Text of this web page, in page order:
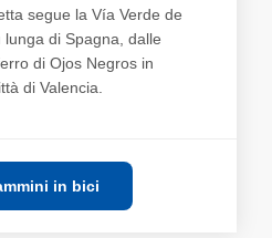
segue la Vía Verde de
di Spagna, dalle
di Ojos Negros in
di Valencia.
in bici